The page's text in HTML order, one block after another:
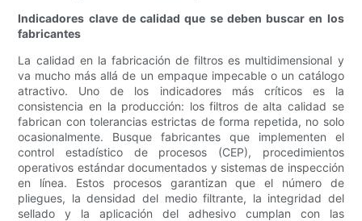
Indicadores clave de calidad que se deben buscar en los
fabricantes
La calidad en la fabricación de filtros es multidimensional y
va mucho más allá de un empaque impecable o un catálogo
atractivo. Uno de los indicadores más críticos es la
consistencia en la producción: los filtros de alta calidad se
fabrican con tolerancias estrictas de forma repetida, no solo
ocasionalmente. Busque fabricantes que implementen el
control estadístico de procesos (CEP), procedimientos
operativos estándar documentados y sistemas de inspección
en línea. Estos procesos garantizan que el número de
pliegues, la densidad del medio filtrante, la integridad del
sellado y la aplicación del adhesivo cumplan con las